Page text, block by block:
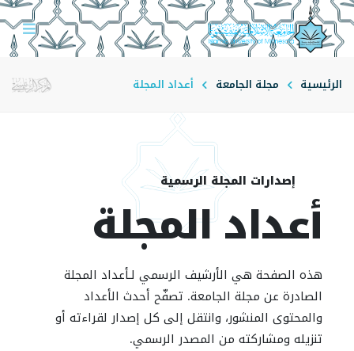
الرئيسية مجلة الجامعة أعداد المجلة
إصدارات المجلة الرسمية
أعداد المجلة
هذه الصفحة هي الأرشيف الرسمي لـأعداد المجلة
الصادرة عن مجلة الجامعة. تصفّح أحدث الأعداد
والمحتوى المنشور، وانتقل إلى كل إصدار لقراءته أو
تنزيله ومشاركته من المصدر الرسمي.